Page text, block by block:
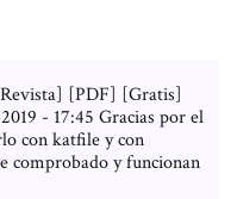
[PDF] [Gratis]
- 17:45 Gracias por el
con katfile y con
comprobado y funcionan